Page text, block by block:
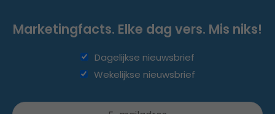
Marketingfacts. Elke dag vers. Mis niks!
Dagelijkse nieuwsbrief
Wekelijkse nieuwsbrief